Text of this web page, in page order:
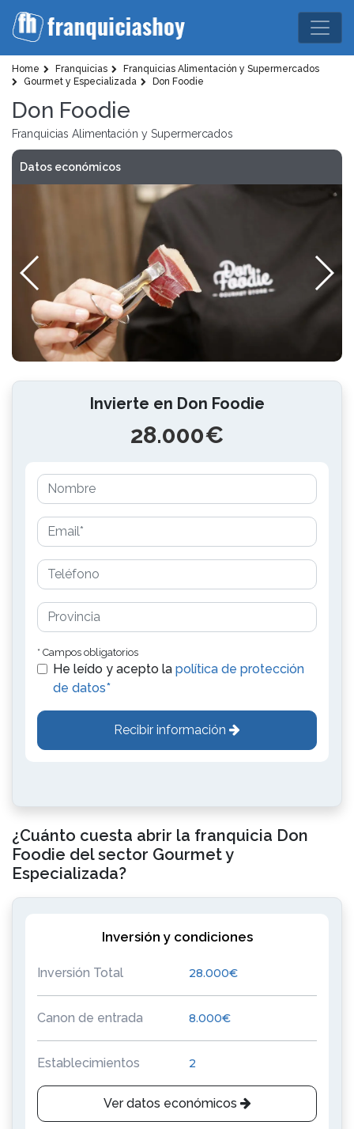
Home Franquicias
Franquicias Alimentación y Supermercados
Gourmet y Especializada
Don Foodie
Don Foodie
Franquicias Alimentación y Supermercados
Datos económicos
Invierte en Don Foodie
28.000€
* Campos obligatorios
He leído y acepto la política de protección
de datos*
Recibir información
¿Cuánto cuesta abrir la franquicia Don
Foodie del sector Gourmet y
Especializada?
Inversión y condiciones
Inversión Total 28.000€
Canon de entrada 8.000€
Establecimientos 2
Ver datos económicos